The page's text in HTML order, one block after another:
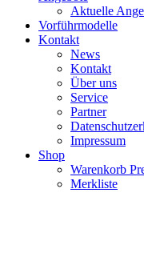
Aktuelle
Vorführmodelle
Kontakt
News
Kontakt
Über uns
Service
Partner
Impressum
Shop
Warenkorb
Merkliste